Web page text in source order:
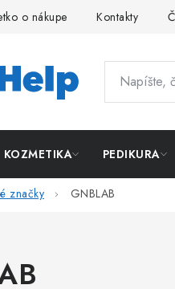
o nákupe Kontakty
KOZMETIKA PEDIKURA
značky GNBLAB